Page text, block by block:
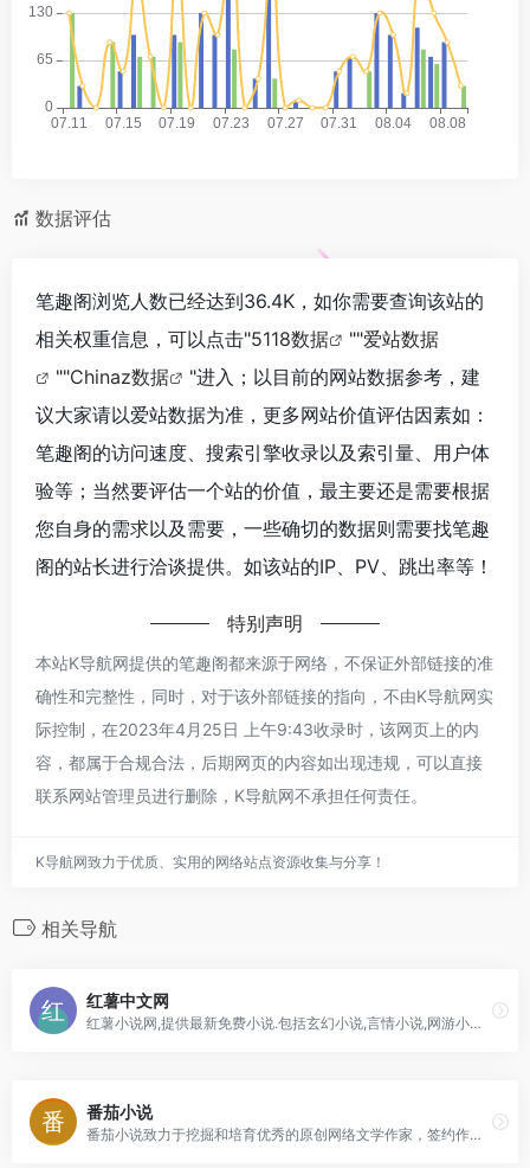
数据评估
笔趣阁浏览人数已经达到36.4K，如你需要查询该站的
相关权重信息，可以点击"5118数据 ""爱站数据
""Chinaz数据
"进入；以目前的网站数据参考，建
议大家请以爱站数据为准，更多网站价值评估因素如：
笔趣阁的访问速度、搜索引擎收录以及索引量、用户体
验等；当然要评估一个站的价值，最主要还是需要根据
您自身的需求以及需要，一些确切的数据则需要找笔趣
阁的站长进行洽谈提供。如该站的IP、PV、跳出率等！
特别声明
本站K导航网提供的笔趣阁都来源于网络，不保证外部链接的准
确性和完整性，同时，对于该外部链接的指向，不由K导航网实
际控制，在2023年4月25日 上午9:43收录时，该网页上的内
容，都属于合规合法，后期网页的内容如出现违规，可以直接
联系网站管理员进行删除，K导航网不承担任何责任。
K导航网致力于优质、实用的网络站点资源收集与分享！
相关导航
红薯中文网
红薯小说网,提供最新免费小说.包括玄幻小说,言情小说,网游小说等热门分类.找好看的小说,请到hongshu.com,超快网速,更新频繁,为读者提供免费小说，友好
番茄小说
番茄小说致力于挖掘和培育优秀的原创网络文学作家，签约作品将在今日头条、番茄小说等 app 上分发给过亿用户。番茄小说网提供玄幻小说,武侠小说,原创小说,网游小说